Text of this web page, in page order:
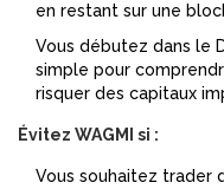
en restant sur une
Vous débutez dans le
simple pour
risquer des capitaux
Évitez WAGMI si :
Vous souhaitez trader